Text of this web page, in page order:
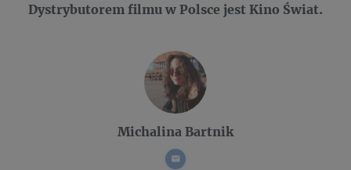
Dystrybutorem filmu w Polsce jest Kino Świat.
Michalina Bartnik